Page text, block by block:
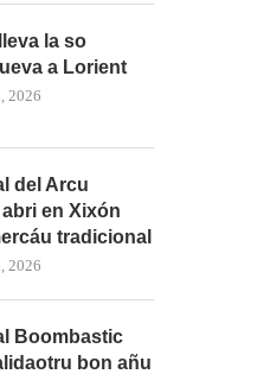
la so
a Lorient
2026
del Arcu
en Xixón
tradicional
2026
Boombastic
bon añu